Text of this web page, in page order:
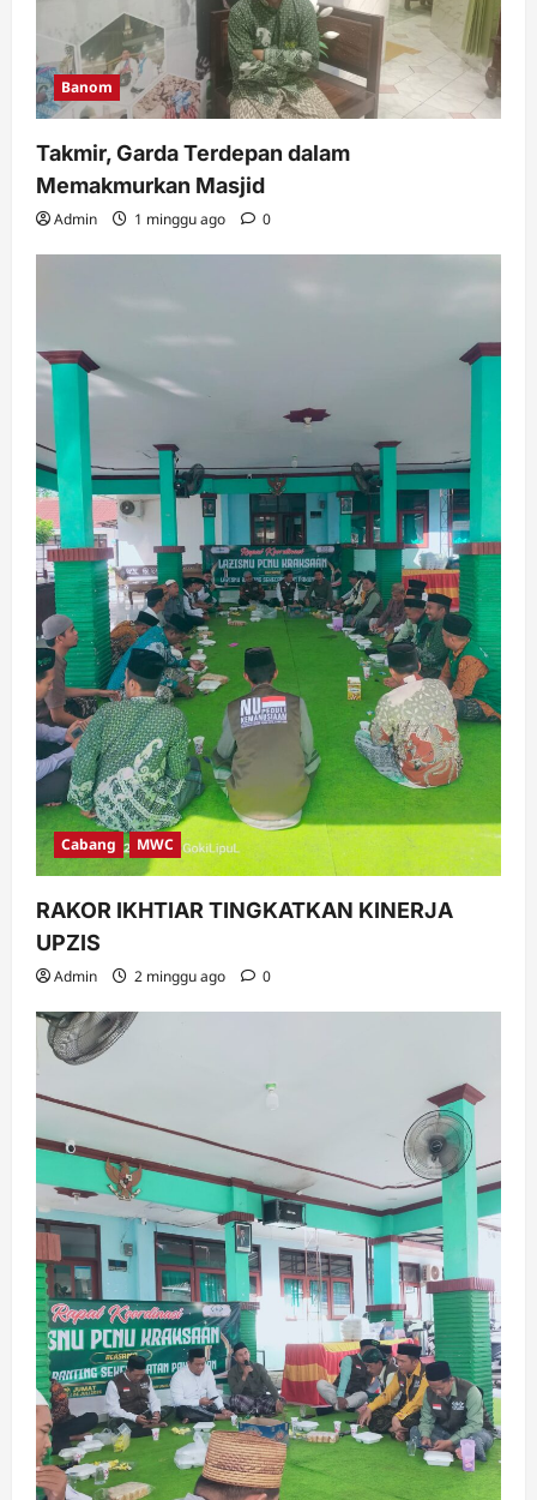
Banom
Takmir, Garda Terdepan dalam
Memakmurkan Masjid
Admin 1 minggu ago 0
Cabang MWC
RAKOR IKHTIAR TINGKATKAN KINERJA
UPZIS
Admin 2 minggu ago 0